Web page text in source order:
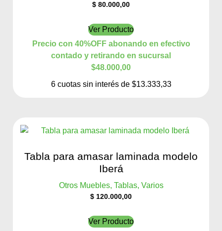
$ 80.000,00
Ver Producto
Precio con 40%OFF abonando en efectivo
contado y retirando en sucursal
$48.000,00
6 cuotas sin interés de $13.333,33
Tabla para amasar laminada modelo
Iberá
Otros Muebles, Tablas, Varios
$ 120.000,00
Ver Producto